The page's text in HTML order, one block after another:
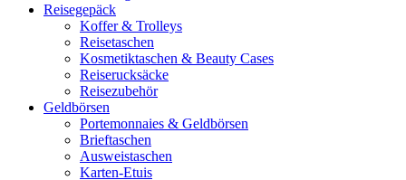
Reisegepäck
Koffer & Trolleys
Reisetaschen
Kosmetiktaschen & Beauty Cases
Reiserucksäcke
Reisezubehör
Geldbörsen
Portemonnaies & Geldbörsen
Brieftaschen
Ausweistaschen
Karten-Etuis